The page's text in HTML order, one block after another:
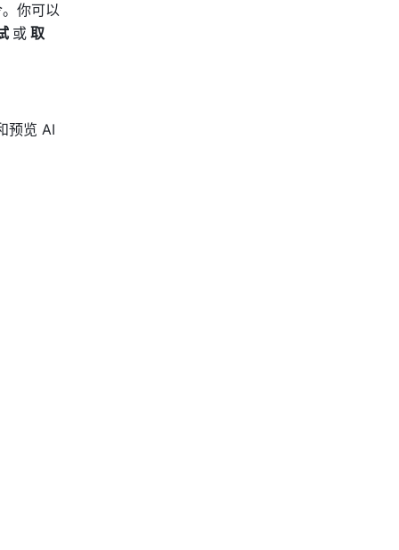
你可以
或 取
预览 AI